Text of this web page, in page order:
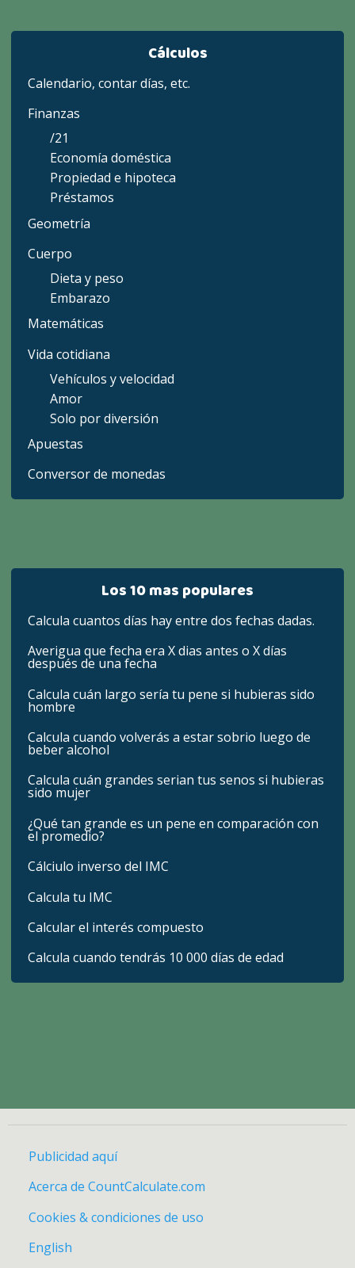
Cálculos
Calendario, contar días, etc.
Finanzas
/21
Economía doméstica
Propiedad e hipoteca
Préstamos
Geometría
Cuerpo
Dieta y peso
Embarazo
Matemáticas
Vida cotidiana
Vehículos y velocidad
Amor
Solo por diversión
Apuestas
Conversor de monedas
Los 10 mas populares
Calcula cuantos días hay entre dos fechas dadas.
Averigua que fecha era X dias antes o X días
después de una fecha
Calcula cuán largo sería tu pene si hubieras sido
hombre
Calcula cuando volverás a estar sobrio luego de
beber alcohol
Calcula cuán grandes serian tus senos si hubieras
sido mujer
¿Qué tan grande es un pene en comparación con
el promedio?
Cálciulo inverso del IMC
Calcula tu IMC
Calcular el interés compuesto
Calcula cuando tendrás 10 000 días de edad
Publicidad aquí
Acerca de CountCalculate.com
Cookies & condiciones de uso
English